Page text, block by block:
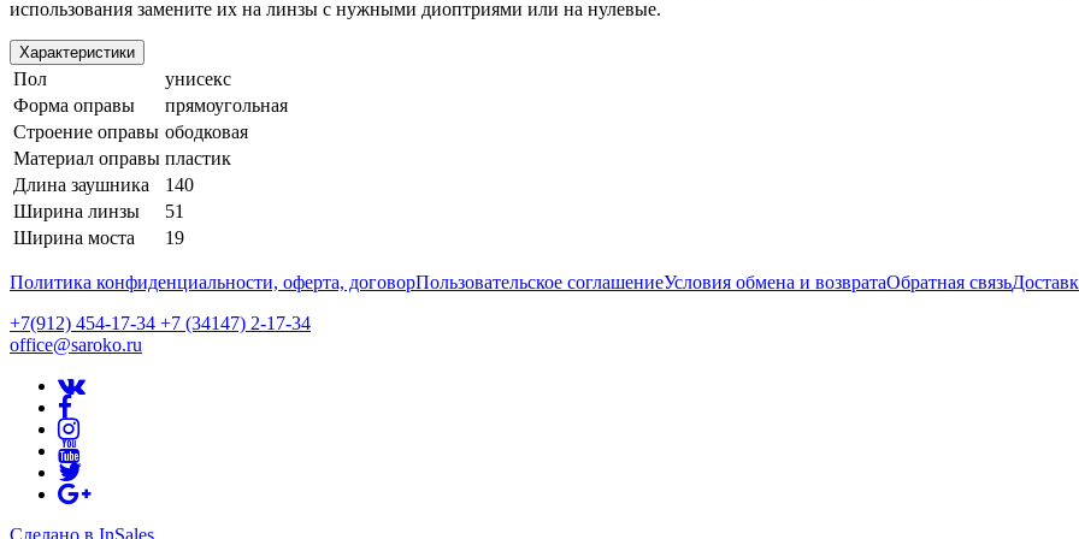
использования замените их на линзы с нужными диоптриями или на нулевые.
Характеристики
Пол
унисекс
Форма оправы
прямоугольная
Строение оправы ободковая
Материал оправы пластик
Длина заушника
140
Ширина линзы
51
Ширина моста
19
Политика конфиденциальности, оферта, договорПользовательское соглашениеУсловия обмена и возвратаОбратная связь
+7(912) 454-17-34 +7 (34147) 2-17-34
office@saroko.ru
Сделано в InSales